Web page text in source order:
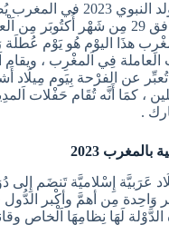
تاريخ عيد المولد النبوي
هذَا اليوْم هُو يَوْم
العاملة فِي اَلمغْرِب ، ويقام
تُعبِّر عن الفرْحة بِيَوم مِيلَاد
، كمَا أَنَّه تُقَام حَفْلات
.
2023
عَرَبيَّة إِسْلاميَّة تَنضَم إِلى
وَاحِدة مِن أهمَّ وأكْبر
الدَّوْلة لَهَا نِظامِهَا اَلْخاص